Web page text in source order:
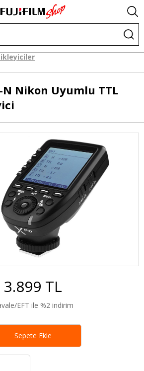
N Nikon Uyumlu TTL
3.899 TL
EFT ile %2 indirim
Sepete Ekle